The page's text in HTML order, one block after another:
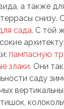
вида, а также
снизу.
сада. С той
пампасную
злаки. Они
саду